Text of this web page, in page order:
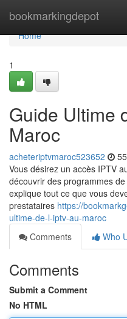
bookmarkingdepot
Home
Home
1
Guide Ultime
Maroc
acheteriptvmaroc523652
Vous désirez un accès IPTV
découvrir des programmes
explique tout ce que vous
prestataires https://
ultime-de-l-iptv-au-maroc
Comments
Who
Comments
Submit a Comment
No HTML